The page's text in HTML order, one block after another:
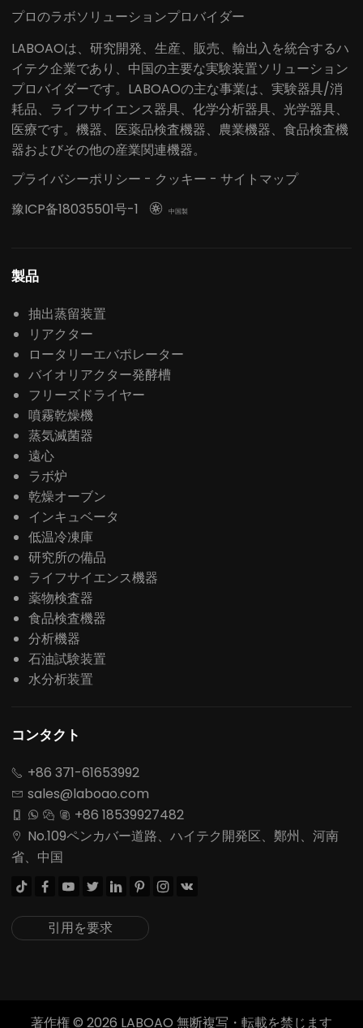
プロのラボソリューションプロバイダー
LABOAOは、研究開発、生産、販売、輸出入を統合するハ
イテク企業であり、中国の主要な実験装置ソリューション
プロバイダーです。LABOAOの主な事業は、実験器具/消
耗品、ライフサイエンス器具、化学分析器具、光学器具、
医療です。機器、医薬品検査機器、農業機器、食品検査機
器およびその他の産業関連機器。
プライバシーポリシー - クッキー - サイトマップ
豫ICP备18035501号-1
 中国製
製品
抽出蒸留装置
リアクター
ロータリーエバポレーター
バイオリアクター発酵槽
フリーズドライヤー
噴霧乾燥機
蒸気滅菌器
遠心
ラボ炉
乾燥オーブン
インキュベータ
低温冷凍庫
研究所の備品
ライフサイエンス機器
薬物検査器
食品検査機器
分析機器
石油試験装置
水分析装置
コンタクト
 +86 371-61653992
 sales@laboao.com
    +86 18539927482

No.109ペンカバー道路、ハイテク開発区、鄭州、河南
省、中国
       
引用を要求
著作権 © 2026 LABOAO 無断複写・転載を禁じます